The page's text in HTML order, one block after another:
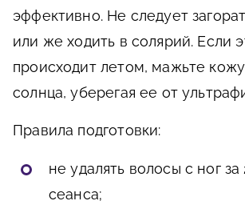
эффективно. Не следует
или же ходить в солярий. Если
происходит летом, мажьте
солнца, уберегая ее от
Правила подготовки:
не удалять волосы с ног
сеанса;